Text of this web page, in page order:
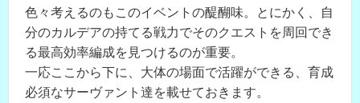
色々考えるのもこのイベントの醍醐味。とにかく、自
分のカルデアの持てる戦力でそのクエストを周回でき
る最高効率編成を見つけるのが重要。
一応ここから下に、大体の場面で活躍ができる、育成
必須なサーヴァント達を載せておきます。